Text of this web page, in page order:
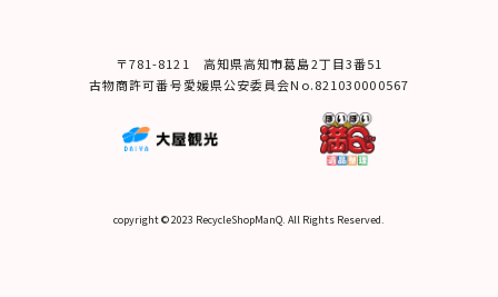
〒781-8121 ⾼知県⾼知市葛島2丁⽬3番51
古物商許可番号愛媛県公安委員会No.821030000567
copyright © 2023 RecycleShopManQ. All Rights Reserved.